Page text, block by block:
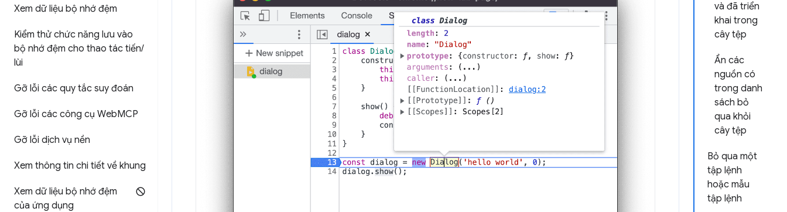
Xem dữ liệu bộ nhớ đệm
Kiểm thử chức năng lưu vào
bộ nhớ đệm cho thao tác tiến/
lùi
Gỡ lỗi các quy tắc suy đoán
Gỡ lỗi các công cụ WebMCP
Gỡ lỗi dịch vụ nền
Xem thông tin chi tiết về khung
Xem dữ liệu bộ nhớ đệm
của ứng dụng
và đã triển
khai trong
cây tệp
Ẩn các
nguồn có
trong danh
sách bỏ
qua khỏi
cây tệp
Bỏ qua một
tập lệnh
hoặc mẫu
tập lệnh